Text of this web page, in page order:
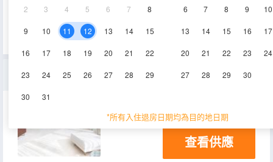
2 3 4 5 6 7 8
9 10 11 12 13 14 15
16 17 18 19 20 21 22
23 24 25 26 27 28 29
30 31
6 7 8 9 10
13 14 15 16 17
20 21 22 23 24
27 28 29 30
*所有入住退房日期均為目的地日期
總統套房
280㎡ 空調 電視機
查看供應